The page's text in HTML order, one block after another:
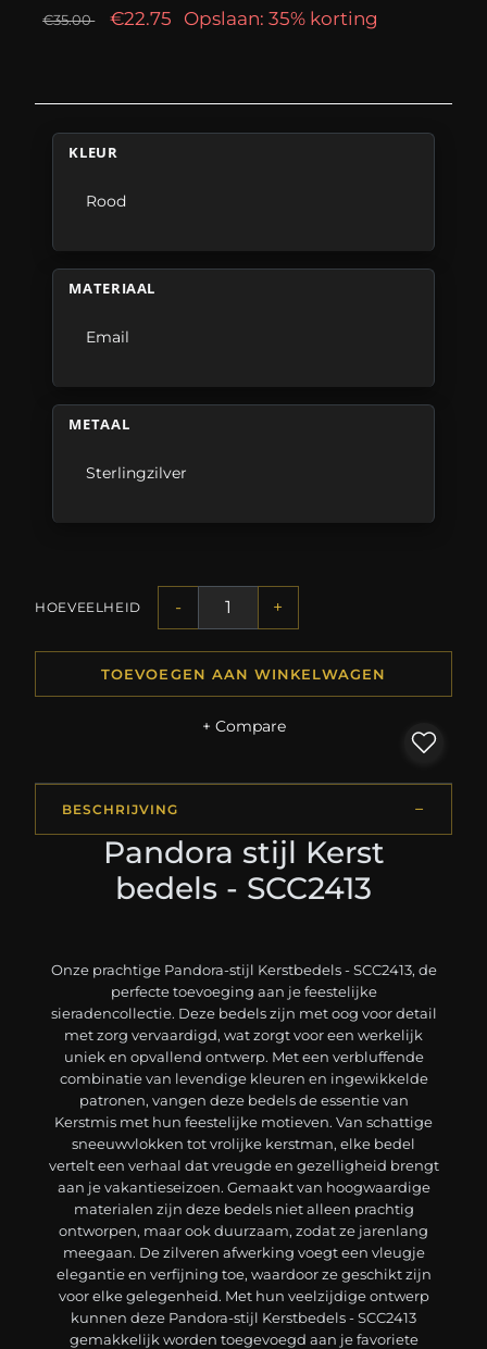
€35.00 €22.75 Opslaan: 35% korting
KLEUR
Rood
MATERIAAL
Email
METAAL
Sterlingzilver
HOEVEELHEID - +
TOEVOEGEN AAN WINKELWAGEN
+ Compare
BESCHRIJVING
Pandora stijl Kerst
bedels - SCC2413
Onze prachtige Pandora-stijl Kerstbedels - SCC2413, de
perfecte toevoeging aan je feestelijke
sieradencollectie. Deze bedels zijn met oog voor detail
met zorg vervaardigd, wat zorgt voor een werkelijk
uniek en opvallend ontwerp. Met een verbluffende
combinatie van levendige kleuren en ingewikkelde
patronen, vangen deze bedels de essentie van
Kerstmis met hun feestelijke motieven. Van schattige
sneeuwvlokken tot vrolijke kerstman, elke bedel
vertelt een verhaal dat vreugde en gezelligheid brengt
aan je vakantieseizoen. Gemaakt van hoogwaardige
materialen zijn deze bedels niet alleen prachtig
ontworpen, maar ook duurzaam, zodat ze jarenlang
meegaan. De zilveren afwerking voegt een vleugje
elegantie en verfijning toe, waardoor ze geschikt zijn
voor elke gelegenheid. Met hun veelzijdige ontwerp
kunnen deze Pandora-stijl Kerstbedels - SCC2413
gemakkelijk worden toegevoegd aan je favoriete